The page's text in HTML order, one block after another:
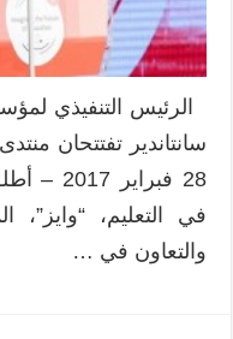
الرئيس التنفيذي
سانتاندير تفتتحان
28
في التعليم، “وايز”،
والتعاون في …